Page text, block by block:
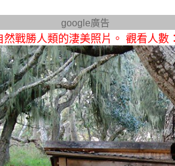
google廣告
然戰勝人類的淒美照片。 觀看人數